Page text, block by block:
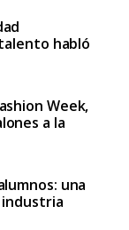
habló
Week,
a la
una